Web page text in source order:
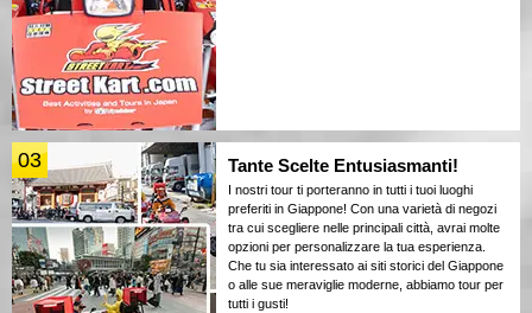
03 Tante Scelte Entusiasmanti!
I nostri tour ti porteranno in tutti i tuoi luoghi
preferiti in Giappone! Con una varietà di negozi
tra cui scegliere nelle principali città, avrai molte
opzioni per personalizzare la tua esperienza.
Che tu sia interessato ai siti storici del Giappone
o alle sue meraviglie moderne, abbiamo tour per
tutti i gusti!